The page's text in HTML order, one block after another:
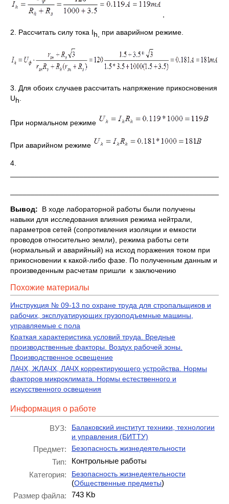
,
2. Рассчитать силу тока Ih при аварийном режиме.
3. Для обоих случаев рассчитать напряжение прикосновения
Uh
При нормальном режиме
При аварийном режиме
4.
Вывод: В ходе лабораторной работы были получены
навыки для исследования влияния режима нейтрали,
параметров сетей (сопротивления изоляции и емкости
проводов относительно земли), режима работы сети
(нормальный и аварийный) на исход поражения током при
прикосновении к какой-либо фазе. По полученным данным и
произведенным расчетам пришли к заключению
Похожие материалы
Инструкция № 09-13 по охране труда для стропальщиков и
рабочих, эксплуатирующих грузоподъемные машины,
управляемые с пола
Краткая характеристика условий труда. Вредные
производственные факторы. Воздух рабочей зоны.
Производственное освещение
ЛАЧХ, ЖЛАЧХ, ЛАЧХ корректирующего устройства. Нормы
факторов микроклимата. Нормы естественного и
искусственного освещения
Информация о работе
ВУЗ:
Балаковский институт техники, технологии
и управления (БИТТУ)
Предмет: Безопасность жизнедеятельности
Тип:
Контрольные работы
Категория:
Безопасность жизнедеятельности
(Общественные предметы)
Размер файла:
743 Kb